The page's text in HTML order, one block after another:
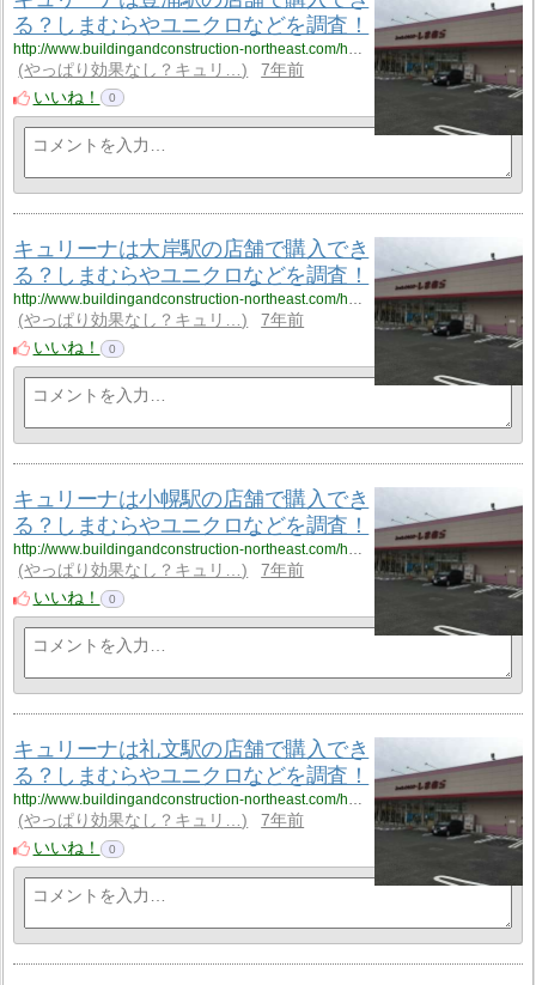
る？しまむらやユニクロなどを調査！
http://www.buildingandconstruction-northeast.com/hokkaido/hokkaido_3/hokkaido_3_cyuliee5/
やっぱり効果なし？キュリ…
7年前
いいね！
0
キュリーナは大岸駅の店舗で購入でき
る？しまむらやユニクロなどを調査！
http://www.buildingandconstruction-northeast.com/hokkaido/hokkaido_3/hokkaido_3_cyuliee6/
やっぱり効果なし？キュリ…
7年前
いいね！
0
キュリーナは小幌駅の店舗で購入でき
る？しまむらやユニクロなどを調査！
http://www.buildingandconstruction-northeast.com/hokkaido/hokkaido_3/hokkaido_3_cyuliee7/
やっぱり効果なし？キュリ…
7年前
いいね！
0
キュリーナは礼文駅の店舗で購入でき
る？しまむらやユニクロなどを調査！
http://www.buildingandconstruction-northeast.com/hokkaido/hokkaido_3/hokkaido_3_cyuliee8/
やっぱり効果なし？キュリ…
7年前
いいね！
0